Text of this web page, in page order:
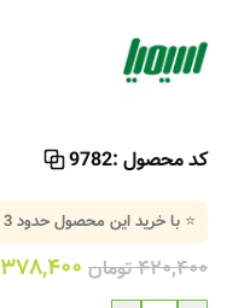
کد محصول :9782
⭐ با خرید این محصول حدود3
۴۲۰,۴۰۰تومان ۳۷۸,۴۰۰